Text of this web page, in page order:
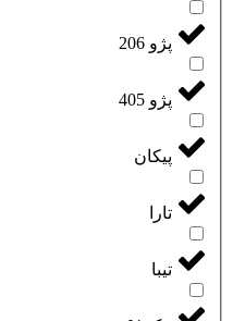
پژو 206
پژو 405
پیکان
تارا
تیبا